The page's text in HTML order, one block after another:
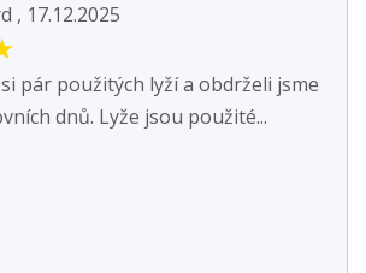
, 17.12.2025
pár použitých lyží a obdrželi jsme
dnů. Lyže jsou použité...